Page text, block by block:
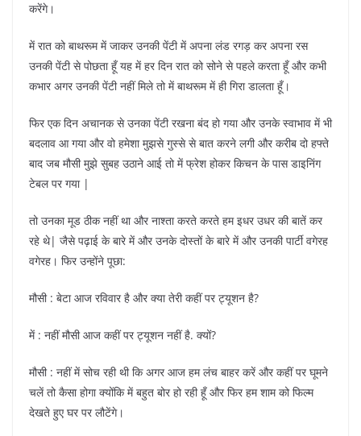
करेंगे।
में रात को बाथरूम में जाकर उनकी पेंटी में अपना लंड रगड़ कर अपना रस
उनकी पेंटी से पोछता हूँ यह में हर दिन रात को सोने से पहले करता हूँ और कभी
कभार अगर उनकी पेंटी नहीं मिले तो में बाथरूम में ही गिरा डालता हूँ।
फिर एक दिन अचानक से उनका पेंटी रखना बंद हो गया और उनके स्वाभाव में भी
बदलाव आ गया और वो हमेशा मुझसे गुस्से से बात करने लगी और करीब दो हफ्ते
बाद जब मौसी मुझे सुबह उठाने आई तो में फ्रेश होकर किचन के पास डाइनिंग
टेबल पर गया |
तो उनका मूड ठीक नहीं था और नाश्ता करते करते हम इधर उधर की बातें कर
रहे थे| जैसे पढ़ाई के बारे में और उनके दोस्तों के बारे में और उनकी पार्टी वगेरह
वगेरह। फिर उन्होंने पूछा:
मौसी : बेटा आज रविवार है और क्या तेरी कहीं पर ट्यूशन है?
में : नहीं मौसी आज कहीं पर ट्यूशन नहीं है. क्यों?
मौसी : नहीं में सोच रही थी कि अगर आज हम लंच बाहर करें और कहीं पर घूमने
चलें तो कैसा होगा क्योंकि में बहुत बोर हो रही हूँ और फिर हम शाम को फिल्म
देखते हुए घर पर लौटेंगे।